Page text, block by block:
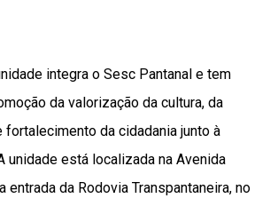
integra o Sesc Pantanal e tem
da valorização da cultura, da
fortalecimento da cidadania junto à
unidade está localizada na Avenida
entrada da Rodovia Transpantaneira, no